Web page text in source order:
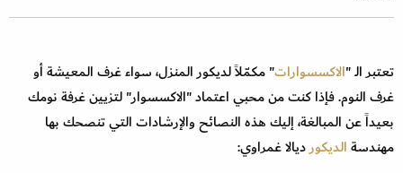
تعتبر الـ "الاكسسوارات" مكمّلاً لديكور المنزل، سواء غرف المعيشة أو
غرف النوم. فإذا كنت من محبي اعتماد "الاكسسوار" لتزيين غرفة نومك
بعيداً عن المبالغة، إليك هذه النصائح والإرشادات التي تنصحك بها
مهندسةالديكورديالا غمراوي: